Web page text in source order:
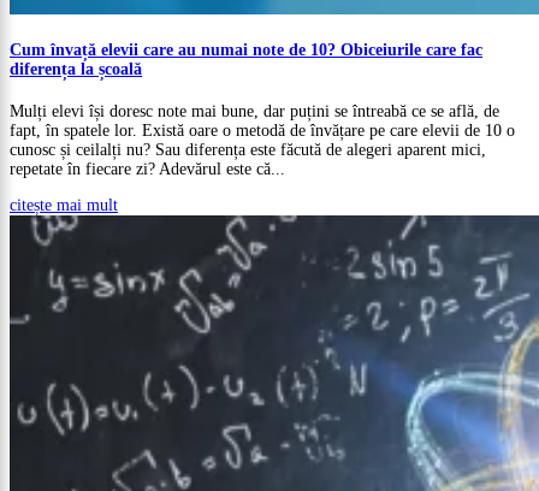
Cum învață elevii care au numai note de 10? Obiceiurile care fac
diferența la școală
Mulți elevi își doresc note mai bune, dar puțini se întreabă ce se află, de
fapt, în spatele lor. Există oare o metodă de învățare pe care elevii de 10 o
cunosc și ceilalți nu? Sau diferența este făcută de alegeri aparent mici,
repetate în fiecare zi? Adevărul este că...
citește mai mult